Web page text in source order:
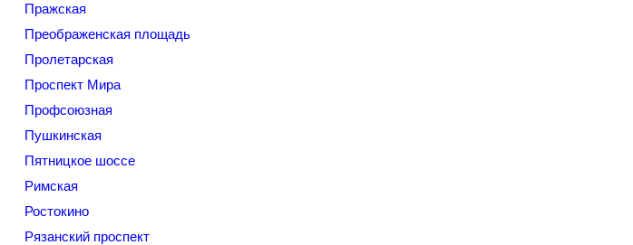
Пражская
Преображенская площадь
Пролетарская
Проспект Мира
Профсоюзная
Пушкинская
Пятницкое шоссе
Римская
Ростокино
Рязанский проспект